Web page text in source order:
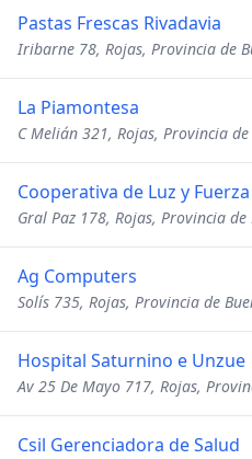
Pastas Frescas Rivadavia
Iribarne 78, Rojas, Provincia de
La Piamontesa
C Melián 321, Rojas, Provincia de
Gral Paz 178, Rojas, Provincia de
Ag Computers
Solís 735, Rojas, Provincia de
Hospital Saturnino e Unzue
Av 25 De Mayo 717, Rojas,
Csil Gerenciadora de Salud